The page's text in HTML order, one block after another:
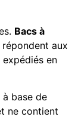
Bacs à
aux
en
base de
ne contient